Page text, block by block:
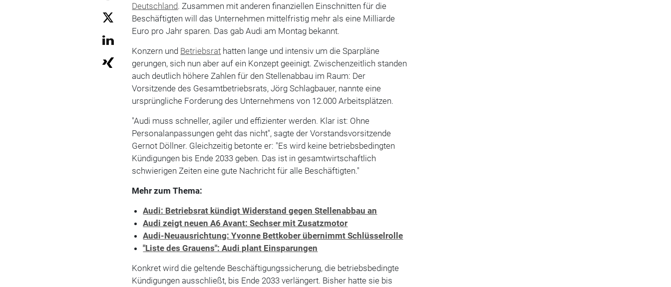
Deutschland. Zusammen mit anderen finanziellen Einschnitten für die
Beschäftigten will das Unternehmen mittelfristig mehr als eine Milliarde
Euro pro Jahr sparen. Das gab Audi am Montag bekannt.
Konzern und Betriebsrat hatten lange und intensiv um die Sparpläne
gerungen, sich nun aber auf ein Konzept geeinigt. Zwischenzeitlich standen
auch deutlich höhere Zahlen für den Stellenabbau im Raum: Der
Vorsitzende des Gesamtbetriebsrats, Jörg Schlagbauer, nannte eine
ursprüngliche Forderung des Unternehmens von 12.000 Arbeitsplätzen.
"Audi muss schneller, agiler und effizienter werden. Klar ist: Ohne
Personalanpassungen geht das nicht", sagte der Vorstandsvorsitzende
Gernot Döllner. Gleichzeitig betonte er: "Es wird keine betriebsbedingten
Kündigungen bis Ende 2033 geben. Das ist in gesamtwirtschaftlich
schwierigen Zeiten eine gute Nachricht für alle Beschäftigten."
Mehr zum Thema:
Audi: Betriebsrat kündigt Widerstand gegen Stellenabbau an
Audi zeigt neuen A6 Avant: Sechser mit Zusatzmotor
Audi-Neuausrichtung: Yvonne Bettkober übernimmt Schlüsselrolle
"Liste des Grauens": Audi plant Einsparungen
Konkret wird die geltende Beschäftigungssicherung, die betriebsbedingte
Kündigungen ausschließt, bis Ende 2033 verlängert. Bisher hatte sie bis